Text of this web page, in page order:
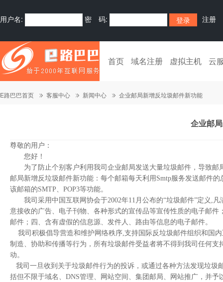
用户名: 密 码: 注册
首页 域名注册 虚拟主机 云
E路巴巴首页 客服中心 新闻中心 企业邮局新增反垃圾邮件新功能
企业邮
尊敬的用户：
您好！
为了防止个别客户利用我司企业邮局发送大量垃圾邮件，导致邮
邮局新增反垃圾邮件新功能：每个邮箱每天利用Smtp服务发送邮件
该邮箱的SMTP、POP3等功能。
我司采用中国互联网协会于2002年11月公布的“垃圾邮件”定义,
意接收的广告、电子刊物、各种形式的宣传品等宣传性质的电子邮
邮件；四、含有虚假的信息源、发件人、路由等信息的电子邮件。
我司积极倡导营造和维护网络秩序,支持国际反垃圾邮件组织和国
制造、协助和传播等行为，所有垃圾邮件受益者将不得到我司任何
动。
我司一旦收到关于垃圾邮件行为的投诉，或通过各种方法发现垃圾
括但不限于域名、DNS管理、网站空间、集团邮局、网站推广，并予